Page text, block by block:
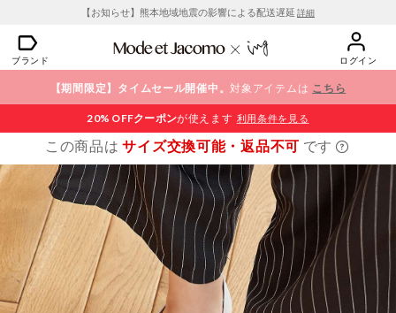
【お知らせ】熊本地域地震の影響による配送遅延 詳細
ブランド ログイン
【期間限定】タイムセール開催中。対象アイテムは こちら
20% OFFクーポンが使えます 利用条件を見る
この商品はサイズ交換可能・返品不可 です